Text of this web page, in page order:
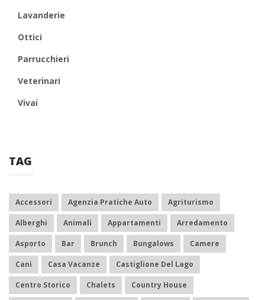
Lavanderie
Ottici
Parrucchieri
Veterinari
Vivai
TAG
Accessori Agenzia Pratiche Auto Agriturismo
Alberghi Animali Appartamenti Arredamento
Asporto Bar Brunch Bungalows Camere
Cani Casa Vacanze Castiglione Del Lago
Centro Storico Chalets Country House